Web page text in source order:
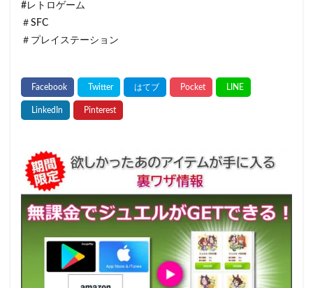
#レトロゲーム
＃SFC
＃プレイステーション